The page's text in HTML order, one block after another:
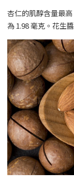
杏仁的肌醇含量最
為 1.98 毫克。花生